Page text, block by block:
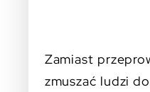
Zamiast
zmuszać ludzi